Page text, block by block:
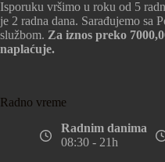
Isporuku vršimo u roku od 5
je 2 radna dana. Sarađujemo sa
službom. Za iznos preko
naplaćuje.
Radno vreme
Radnim danima
08:30 - 21h